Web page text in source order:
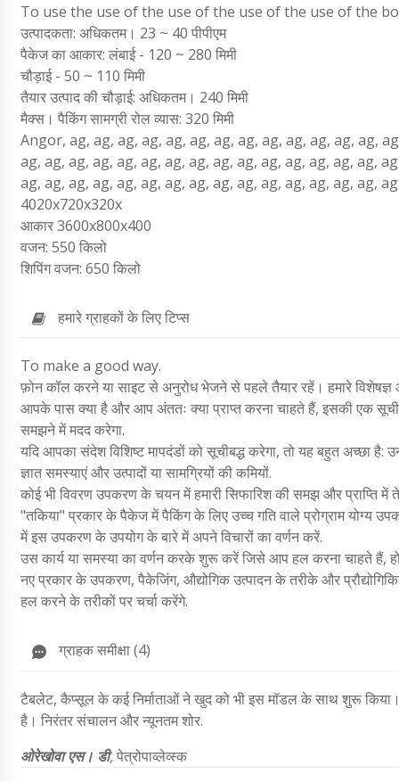
To use the use of the use of the use of the use of the
उत्पादकता: अधिकतम। 23 ~ 40 पीपीएम
पैकेज का आकार: लंबाई - 120 ~ 280 मिमी
चौड़ाई - 50 ~ 110 मिमी
तैयार उत्पाद की चौड़ाई: अधिकतम। 240 मिमी
मैक्स। पैकिंग सामग्री रोल व्यास: 320 मिमी
Angor, ag, ag, ag, ag, ag, ag, ag, ag, ag, ag, ag, ag, ag,
ag, ag, ag, ag, ag, ag, ag, ag, ag, ag, ag, ag, ag, ag, ag,
ag, ag, ag, ag, ag, ag, ag, ag, ag, ag, ag, ag, ag, ag, ag,
4020x720x320x
आकार 3600x800x400
वजन: 550 किलो
शिपिंग वजन: 650 किलो
हमारे ग्राहकों के लिए टिप्स
To make a good way.
फ़ोन कॉल करने या साइट से अनुरोध भेजने से पहले तैयार रहें। हमारे
आपके पास क्या है और आप अंततः क्या प्राप्त करना चाहते हैं, इसकी एक
समझने में मदद करेगा.
यदि आपका संदेश विशिष्ट मापदंडों को सूचीबद्ध करेगा, तो यह बहुत अच्छा
ज्ञात समस्याएं और उत्पादों या सामग्रियों की कमियों.
कोई भी विवरण उपकरण के चयन में हमारी सिफारिश की समझ और प्राप्ति में
"तकिया" प्रकार के पैकेज में पैकिंग के लिए उच्च गति वाले प्रोग्राम योग्य
में इस उपकरण के उपयोग के बारे में अपने विचारों का वर्णन करें.
उस कार्य या समस्या का वर्णन करके शुरू करें जिसे आप हल करना चाहते हैं,
नए प्रकार के उपकरण, पैकेजिंग, औद्योगिक उत्पादन के तरीके और
हल करने के तरीकों पर चर्चा करेंगे.
ग्राहक समीक्षा (4)
टैबलेट, कैप्सूल के कई निर्माताओं ने खुद को भी इस मॉडल के साथ शुरू
है। निरंतर संचालन और न्यूनतम शोर.
ओरेखोवा एस। डी,पेत्रोपाव्लेव्स्क